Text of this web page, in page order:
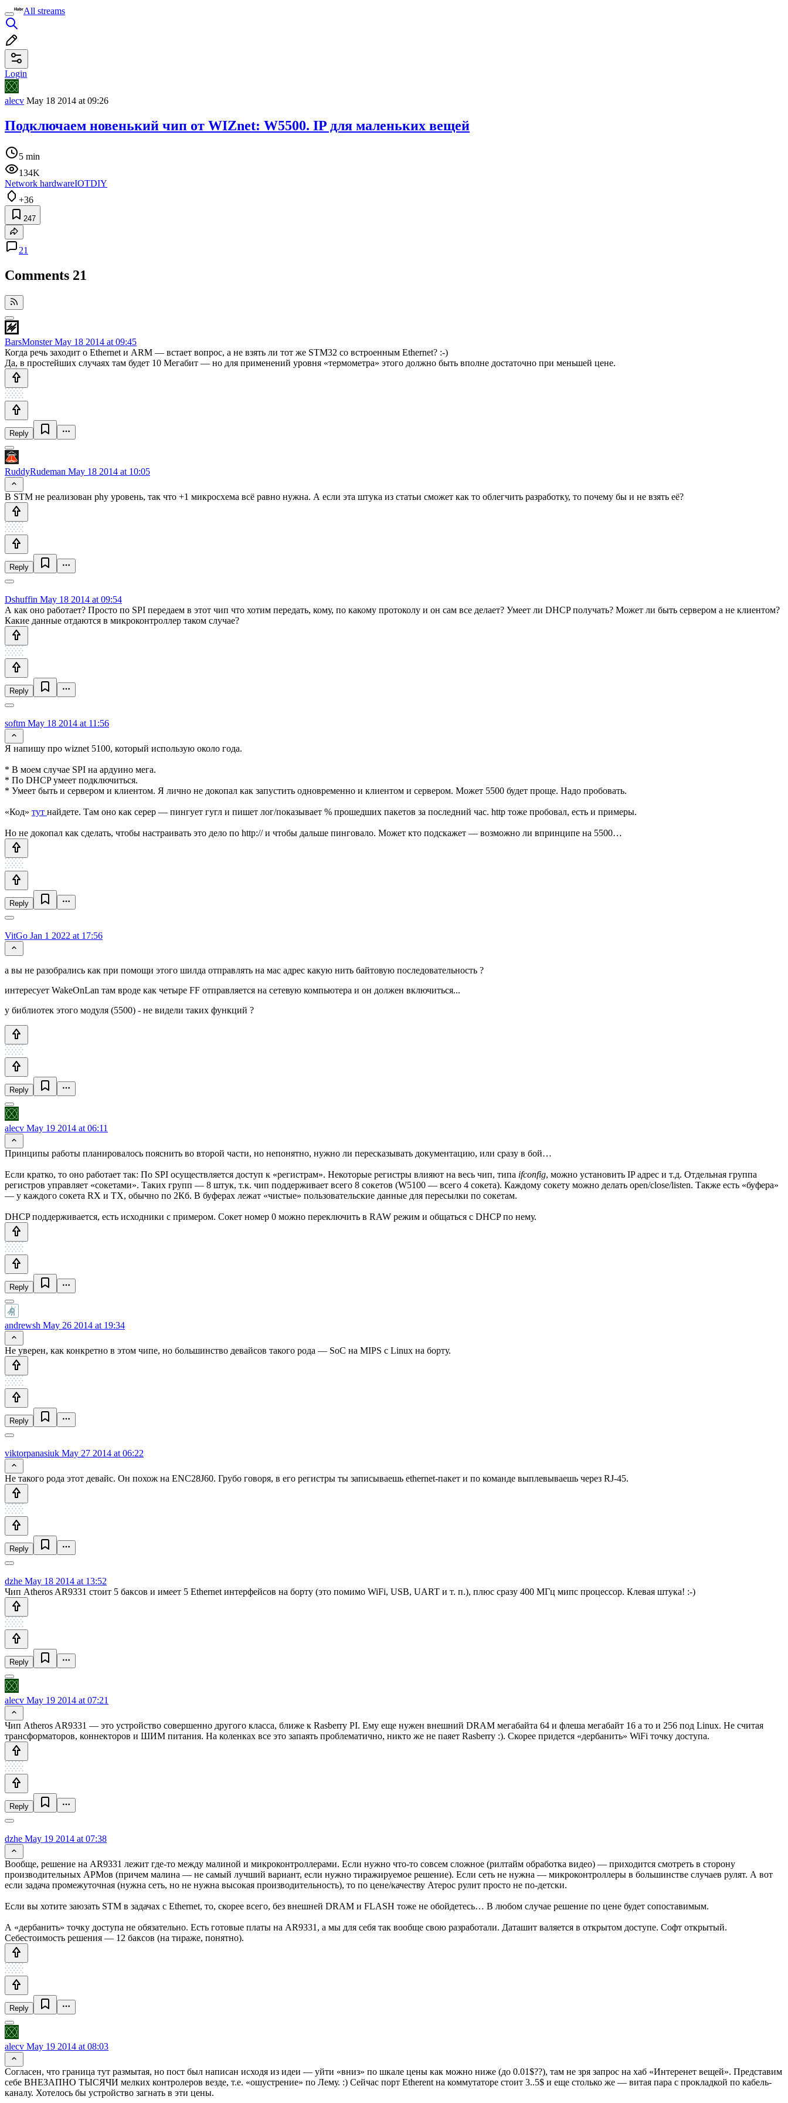
All streams
Login
alecv May 18 2014 at 09:26
Подключаем новенький чип от WIZnet: W5500. IP для маленьких вещей
5 min
134K
Network hardwareIOTDIY
+36
247
21
Comments 21
BarsMonsterMay 18 2014 at 09:45
Когда речь заходит о Ethernet и ARM — встает вопрос, а не взять ли тот же STM32 со встроенным Ethernet? :-)
Да, в простейших случаях там будет 10 Мегабит — но для применений уровня «термометра» этого должно быть вполне достаточно при меньшей цене.
Reply
RuddyRudeman May 18 2014 at 10:05
В STM не реализован phy уровень, так что +1 микросхема всё равно нужна. А если эта штука из статьи сможет как то облегчить разработку, то почему бы и не взять её?
Reply
Dshuffin May 18 2014 at 09:54
А как оно работает? Просто по SPI передаем в этот чип что хотим передать, кому, по какому протоколу и он сам все делает? Умеет ли DHCP получать? Может ли быть сервером а не клиентом?
Какие данные отдаются в микроконтроллер таком случае?
Reply
softm May 18 2014 at 11:56
Я напишу про wiznet 5100, который использую около года.
* В моем случае SPI на ардуино мега.
* По DHCP умеет подключиться.
* Умеет быть и сервером и клиентом. Я лично не докопал как запустить одновременно и клиентом и сервером. Может 5500 будет проще. Надо пробовать.
«Код» тут найдете. Там оно как серер — пингует гугл и пишет лог/показывает % прошедших пакетов за последний час. http тоже пробовал, есть и примеры.
Но не докопал как сделать, чтобы настраивать это дело по http:// и чтобы дальше пинговало. Может кто подскажет — возможно ли впринципе на 5500…
Reply
VitGo Jan 1 2022 at 17:56
а вы не разобрались как при помощи этого шилда отправлять на мас адрес какую нить байтовую последовательность ?
интересует WakeOnLan там вроде как четыре FF отправляется на сетевую компьютера и он должен включиться...
у библиотек этого модуля (5500) - не видели таких функций ?
Reply
alecv May 19 2014 at 06:11
Принципы работы планировалось пояснить во второй части, но непонятно, нужно ли пересказывать документацию, или сразу в бой…
Если кратко, то оно работает так: По SPI осуществляется доступ к «регистрам». Некоторые регистры влияют на весь чип, типа ifconfig, можно установить IP адрес и т.д. Отдельная группа
регистров управляет «сокетами». Таких групп — 8 штук, т.к. чип поддерживает всего 8 сокетов (W5100 — всего 4 сокета). Каждому сокету можно делать open/close/listen. Также есть «буфера»
— у каждого сокета RX и TX, обычно по 2Кб. В буферах лежат «чистые» пользовательские данные для пересылки по сокетам.
DHCP поддерживается, есть исходники с примером. Сокет номер 0 можно переключить в RAW режим и общаться с DHCP по нему.
Reply
andrewsh May 26 2014 at 19:34
Не уверен, как конкретно в этом чипе, но большинство девайсов такого рода — SoC на MIPS с Linux на борту.
Reply
viktorpanasiuk May 27 2014 at 06:22
Не такого рода этот девайс. Он похож на ENC28J60. Грубо говоря, в его регистры ты записываешь ethernet-пакет и по команде выплевываешь через RJ-45.
Reply
dzhe May 18 2014 at 13:52
Чип Atheros AR9331 стоит 5 баксов и имеет 5 Ethernet интерфейсов на борту (это помимо WiFi, USB, UART и т. п.), плюс сразу 400 МГц мипс процессор. Клевая штука! :-)
Reply
alecv May 19 2014 at 07:21
Чип Atheros AR9331 — это устройство совершенно другого класса, ближе к Rasberry PI. Ему еще нужен внешний DRAM мегабайта 64 и флеша мегабайт 16 а то и 256 под Linux. Не считая
трансформаторов, коннекторов и ШИМ питания. На коленках все это запаять проблематично, никто же не паяет Rasberry :). Скорее придется «дербанить» WiFi точку доступа.
Reply
dzhe May 19 2014 at 07:38
Вообще, решение на AR9331 лежит где-то между малиной и микроконтроллерами. Если нужно что-то совсем сложное (рилтайм обработка видео) — приходится смотреть в сторону
производительных АРМов (причем малина — не самый лучший вариант, если нужно тиражируемое решение). Если сеть не нужна — микроконтроллеры в большинстве случаев рулят. А вот
если задача промежуточная (нужна сеть, но не нужна высокая производительность), то по цене/качеству Атерос рулит просто не по-детски.
Если вы хотите заюзать STM в задачах с Ethernet, то, скорее всего, без внешней DRAM и FLASH тоже не обойдетесь… В любом случае решение по цене будет сопоставимым.
А «дербанить» точку доступа не обязательно. Есть готовые платы на AR9331, а мы для себя так вообще свою разработали. Даташит валяется в открытом доступе. Софт открытый.
Себестоимость решения — 12 баксов (на тираже, понятно).
Reply
alecv May 19 2014 at 08:03
Согласен, что граница тут размытая, но пост был написан исходя из идеи — уйти «вниз» по шкале цены как можно ниже (до 0.01$??), там не зря запрос на хаб «Интеренет вещей». Представим
себе ВНЕЗАПНО ТЫСЯЧИ мелких контролеров везде, т.е. «ошустрение» по Лему. :) Сейчас порт Etherent на коммутаторе стоит 3..5$ и еще столько же — витая пара с прокладкой по кабель-
каналу. Хотелось бы устройство загнать в эти цены.